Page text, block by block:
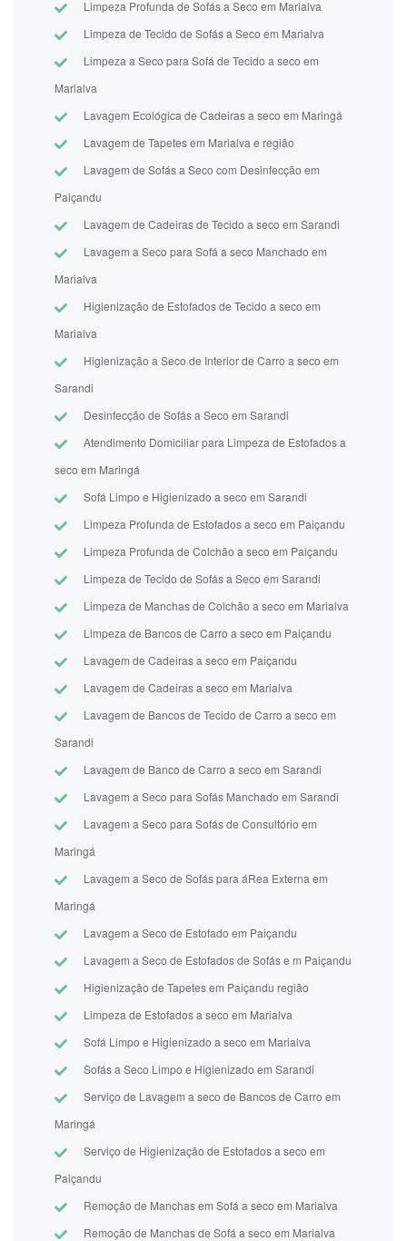
Limpeza Profunda de Sofás a Seco em Marialva
Limpeza de Tecido de Sofás a Seco em Marialva
Limpeza a Seco para Sofá de Tecido a seco em
Marialva
Lavagem Ecológica de Cadeiras a seco em Maringá
Lavagem de Tapetes em Marialva e região
Lavagem de Sofás a Seco com Desinfecção em
Paiçandu
Lavagem de Cadeiras de Tecido a seco em Sarandi
Lavagem a Seco para Sofá a seco Manchado em
Marialva
Higienização de Estofados de Tecido a seco em
Marialva
Higienização a Seco de Interior de Carro a seco em
Sarandi
Desinfecção de Sofás a Seco em Sarandi
Atendimento Domiciliar para Limpeza de Estofados a
seco em Maringá
Sofá Limpo e Higienizado a seco em Sarandi
Limpeza Profunda de Estofados a seco em Paiçandu
Limpeza Profunda de Colchão a seco em Paiçandu
Limpeza de Tecido de Sofás a Seco em Sarandi
Limpeza de Manchas de Colchão a seco em Marialva
Limpeza de Bancos de Carro a seco em Paiçandu
Lavagem de Cadeiras a seco em Paiçandu
Lavagem de Cadeiras a seco em Marialva
Lavagem de Bancos de Tecido de Carro a seco em
Sarandi
Lavagem de Banco de Carro a seco em Sarandi
Lavagem a Seco para Sofás Manchado em Sarandi
Lavagem a Seco para Sofás de Consultório em
Maringá
Lavagem a Seco de Sofás para áRea Externa em
Maringá
Lavagem a Seco de Estofado em Paiçandu
Lavagem a Seco de Estofados de Sofás e m Paiçandu
Higienização de Tapetes em Paiçandu região
Limpeza de Estofados a seco em Marialva
Sofá Limpo e Higienizado a seco em Marialva
Sofás a Seco Limpo e Higienizado em Sarandi
Serviço de Lavagem a seco de Bancos de Carro em
Maringá
Serviço de Higienização de Estofados a seco em
Paiçandu
Remoção de Manchas em Sofá a seco em Marialva
Remoção de Manchas de Sofá a seco em Marialva